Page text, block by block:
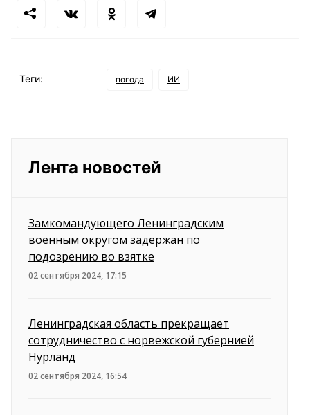
Теги: погода ИИ
Лента новостей
Замкомандующего Ленинградским
военным округом задержан по
подозрению во взятке
02 сентября 2024, 17:15
Ленинградская область прекращает
сотрудничество с норвежской губернией
Нурланд
02 сентября 2024, 16:54